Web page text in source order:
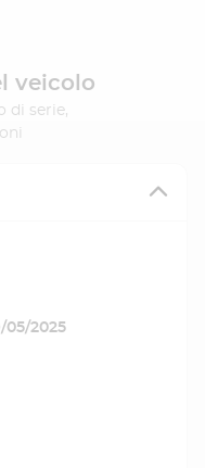
veicolo
di serie,
05/2025